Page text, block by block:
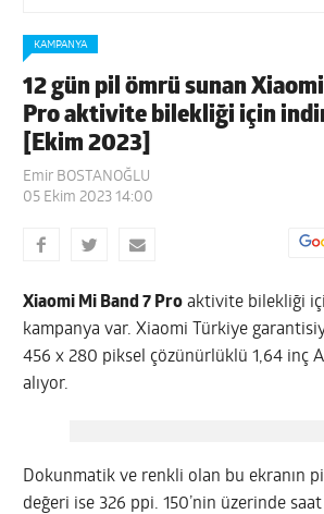
KAMPANYA
12 gün pil ömrü sunan
Pro aktivite bilekliği için
[Ekim 2023]
Emir BOSTANOĞLU
05 Ekim 2023 14:00
Xiaomi Mi Band 7 Pro aktivite bilekliği
kampanya var. Xiaomi Türkiye
456 x 280 piksel çözünürlüklü 1,64 inç
alıyor.
Dokunmatik ve renkli olan bu ekranın
değeri ise 326 ppi. 150’nin üzerinde